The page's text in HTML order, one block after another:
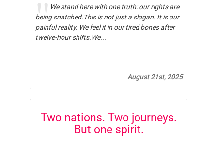
We stand here with one truth: our rights are
being snatched.This is not just a slogan. It is our
painful reality. We feel it in our tired bones after
twelve-hour shifts.We...
August 21st, 2025
Two nations. Two journeys.
But one spirit.